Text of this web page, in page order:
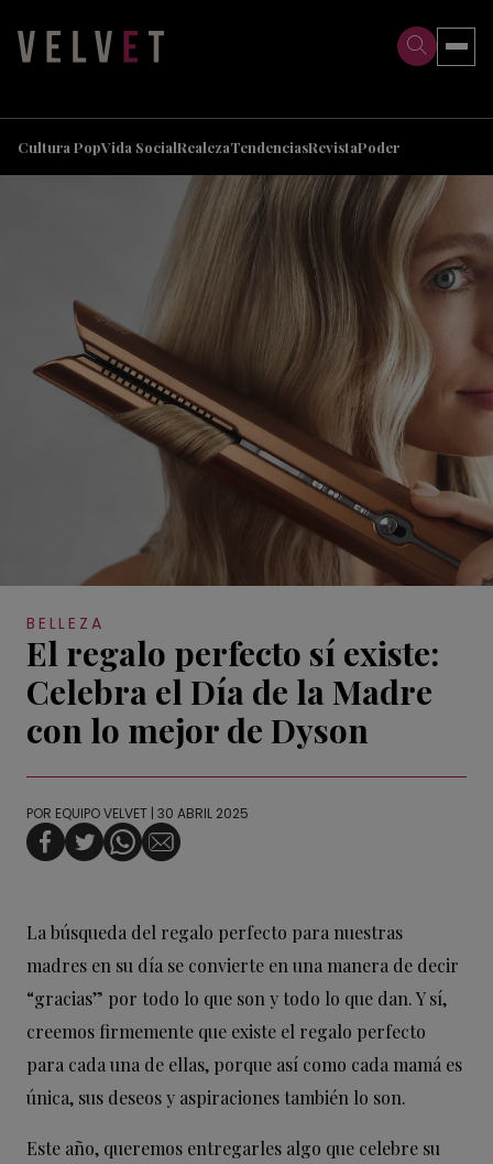
Cultura PopVida SocialRealezaTendenciasRevistaPoder
BELLEZA
El regalo perfecto sí existe:
Celebra el Día de la Madre
con lo mejor de Dyson
POR EQUIPO VELVET | 30 ABRIL 2025
La búsqueda del regalo perfecto para nuestras
madres en su día se convierte en una manera de decir
“gracias” por todo lo que son y todo lo que dan. Y sí,
creemos firmemente que existe el regalo perfecto
para cada una de ellas, porque así como cada mamá es
única, sus deseos y aspiraciones también lo son.
Este año, queremos entregarles algo que celebre su